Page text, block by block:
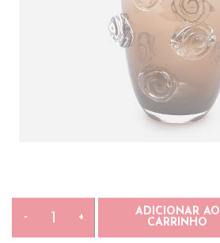
- +
ADICIONAR AO
CARRINHO